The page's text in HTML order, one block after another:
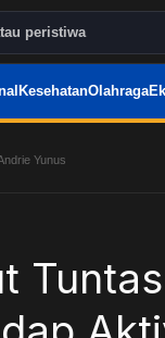
KesehatanOlahraga
Yunus
Tuntas